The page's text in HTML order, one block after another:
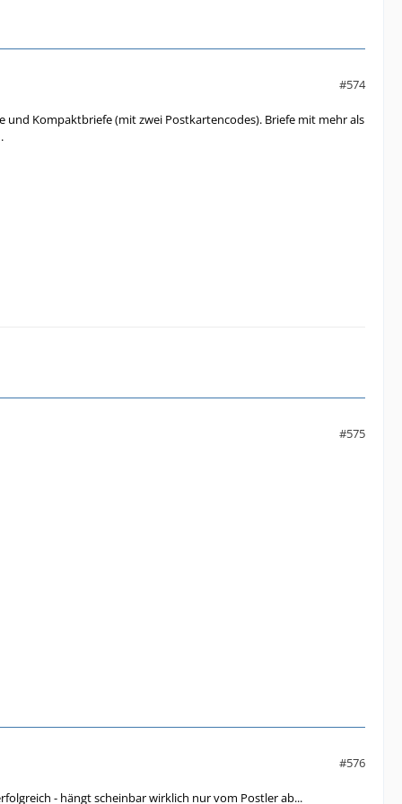
#574
Kompaktbriefe (mit zwei Postkartencodes). Briefe mit mehr als
#575
#576
- hängt scheinbar wirklich nur vom Postler ab...